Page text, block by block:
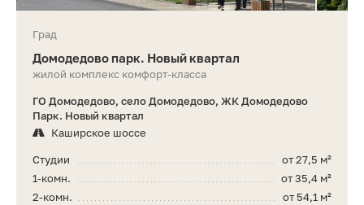
Град
Домодедово парк. Новый квартал
жилой комплекс комфорт-класса
ГО Домодедово, село Домодедово, ЖК Домодедово
Парк. Новый квартал
Каширское шоссе
от 27,5 м²
Студии
от 35,4 м²
1-комн.
от 54,1 м²
2-комн.